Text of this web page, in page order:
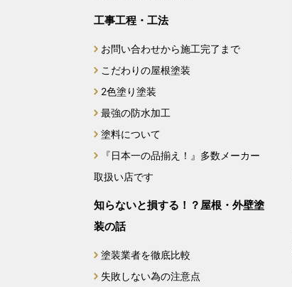
工事工程・工法
お問い合わせから施工完了まで
こだわりの屋根塗装
2色塗り塗装
最強の防水加工
塗料について
『日本一の品揃え！』多数メーカー
取扱い店です
知らないと損する！？屋根・外壁塗
装の話
塗装業者を徹底比較
失敗しない為の注意点